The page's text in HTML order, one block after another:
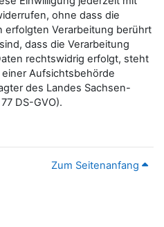
ohne dass die
erfolgten Verarbeitung berührt
dass die Verarbeitung
rechtswidrig erfolgt, steht
Aufsichtsbehörde
des Landes Sachsen-
DS-GVO).
Zum Seitenanfang